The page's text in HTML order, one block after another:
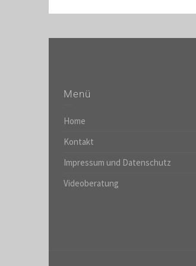
Menü
Home
Kontakt
Impressum und Datenschutz
Videoberatung